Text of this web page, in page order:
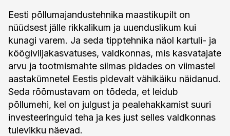
Eesti põllumajandustehnika maastikupilt on
nüüdsest jälle rikkalikum ja uuenduslikum kui
kunagi varem. Ja seda tipptehnika näol kartuli- ja
köögiviljakasvatuses, valdkonnas, mis kasvatajate
arvu ja tootmismahte silmas pidades on viimastel
aastakümnetel Eestis pidevalt vähikäiku näidanud.
Seda rõõmustavam on tõdeda, et leidub
põllumehi, kel on julgust ja pealehakkamist suuri
investeeringuid teha ja kes just selles valdkonnas
tulevikku näevad.